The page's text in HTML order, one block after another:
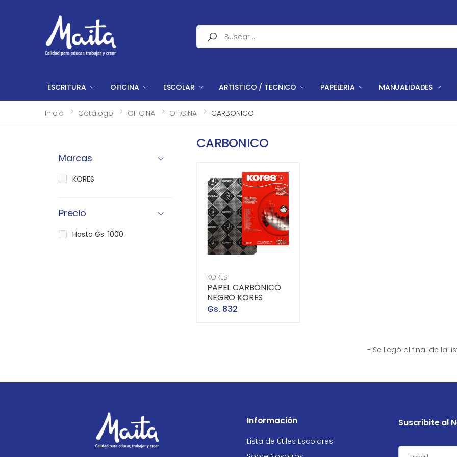
Buscar
ESCRITURA OFICINA ESCOLAR ARTISTICO / TECNICO PAPELERIA MANUALIDADES
Inicio Catálogo OFICINA OFICINA CARBONICO
CARBONICO
KORES
PAPEL CARBONICO
NEGRO KORES
Gs. 832
- Se llegó al final de la
Marcas
KORES
Precio
Hasta Gs. 1000
Información
Lista de Útiles Escolares
Suscribite al